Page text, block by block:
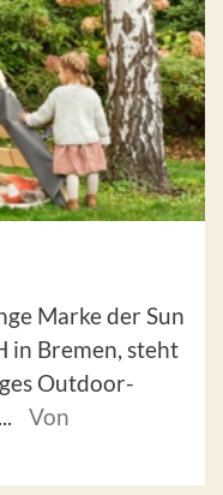
Marke der Sun
in Bremen, steht
Outdoor-
Von